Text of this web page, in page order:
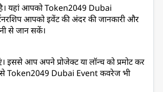
यहां आपको Token2049 Dubai
आपको इवेंट की अंदर की जानकारी और
से जान सकें।
इससे आप अपने प्रोजेक्ट या लॉन्च को प्रमोट कर
Token2049 Dubai Event कवरेज भी